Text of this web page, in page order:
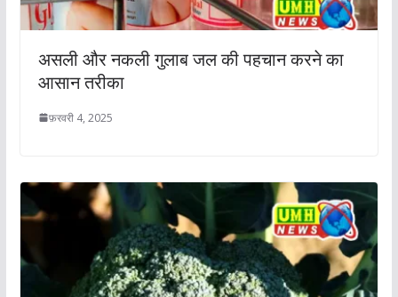
असली और नकली गुलाब जल की पहचान करने का
आसान तरीका
फ़रवरी 4, 2025